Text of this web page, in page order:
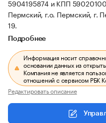
5904195874 и КПП
Пермский, г.о. Пермский, г.
19.
Подробнее
Информация носит
основании данных из
Компания не является
отношений с сервисом РБК
Редактировать описание